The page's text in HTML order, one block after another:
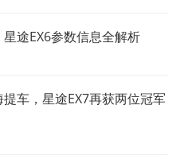
途EX6参数信息全解析
车，星途EX7再获两位冠军